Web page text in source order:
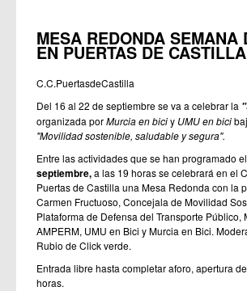
MESA REDONDA SEMANA
EN PUERTAS DE CASTILLA
C.C.PuertasdeCastilla
Del 16 al 22 de septiembre se va a celebrar la
organizada porMurcia en biciy UMU en bici
"Movilidad sostenible, saludable y segura".
Entre las actividades que se han programado el
septiembre,a las 19 horas se celebrará en el
Puertas de Castilla una Mesa Redonda con la
Carmen Fructuoso, Concejala de Movilidad
Plataforma de Defensa del Transporte Público,
AMPERM, UMU en Bici y Murcia en Bici.
Rubio de Click verde.
Entrada libre hasta completar aforo, apertura
horas.